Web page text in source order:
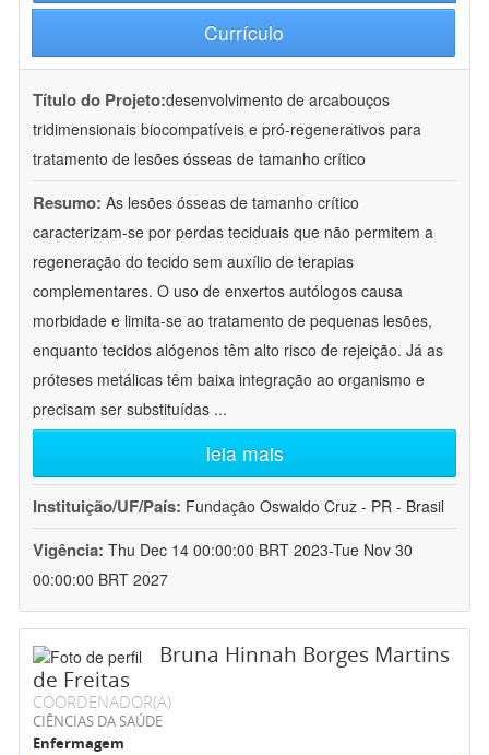
Currículo
Título do Projeto:desenvolvimento de arcabouços
tridimensionais biocompatíveis e pró-regenerativos para
tratamento de lesões ósseas de tamanho crítico
Resumo: As lesões ósseas de tamanho crítico
caracterizam-se por perdas teciduais que não permitem a
regeneração do tecido sem auxílio de terapias
complementares. O uso de enxertos autólogos causa
morbidade e limita-se ao tratamento de pequenas lesões,
enquanto tecidos alógenos têm alto risco de rejeição. Já as
próteses metálicas têm baixa integração ao organismo e
precisam ser substituídas ...
leia mais
Instituição/UF/País: Fundação Oswaldo Cruz - PR - Brasil
Vigência: Thu Dec 14 00:00:00 BRT 2023-Tue Nov 30
00:00:00 BRT 2027
Bruna Hinnah Borges Martins
de Freitas
COORDENADOR(A)
CIÊNCIAS DA SAÚDE
Enfermagem